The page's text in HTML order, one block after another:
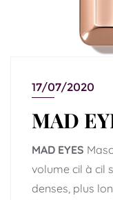
17/07/2020
MAD
MAD EYES
volume cil à cil
denses, plus